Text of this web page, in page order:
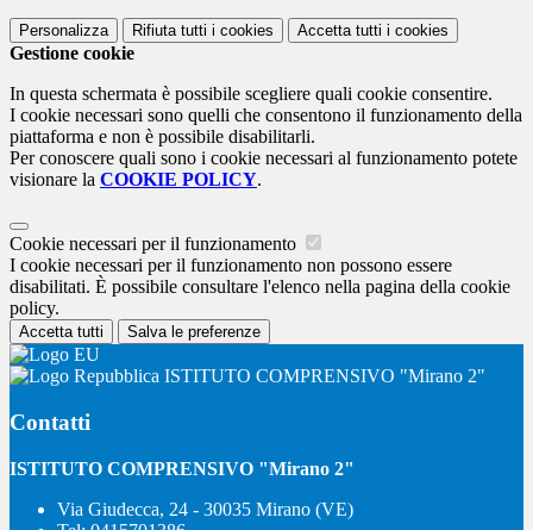
Personalizza Rifiuta tutti i cookies Accetta tutti i cookies
Gestione cookie
In questa schermata è possibile scegliere quali cookie consentire.
I cookie necessari sono quelli che consentono il funzionamento della
piattaforma e non è possibile disabilitarli.
Per conoscere quali sono i cookie necessari al funzionamento potete
visionare la COOKIE POLICY.
Cookie necessari per il funzionamento
I cookie necessari per il funzionamento non possono essere
disabilitati. È possibile consultare l'elenco nella pagina della cookie
policy.
Accetta tutti Salva le preferenze
ISTITUTO COMPRENSIVO "Mirano 2"
Contatti
ISTITUTO COMPRENSIVO "Mirano 2"
Via Giudecca, 24 - 30035 Mirano (VE)